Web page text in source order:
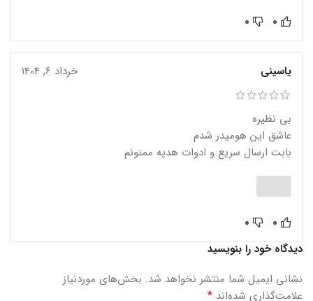
0
0
یاسینی خرداد 6, 1404
بی نظیره
عاشق این هومیدر شدم
بابت ارسال سریع و ادوات هدیه ممنونم
0
0
دیدگاه خود را بنویسید
نشانی ایمیل شما منتشر نخواهد شد. بخش‌های موردنیاز
علامت‌گذاری شده‌اند *